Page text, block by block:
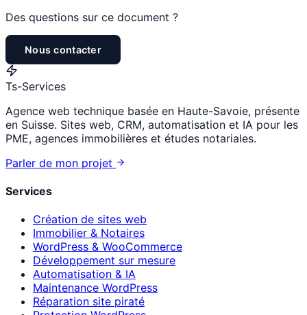
Des questions sur ce document ?
Nous contacter
Ts-Services
Agence web technique basée en Haute-Savoie, présente
en Suisse. Sites web, CRM, automatisation et IA pour les
PME, agences immobilières et études notariales.
Parler de mon projet
Services
Création de sites web
Immobilier & Notaires
WordPress & WooCommerce
Développement sur mesure
Automatisation & IA
Maintenance WordPress
Réparation site piraté